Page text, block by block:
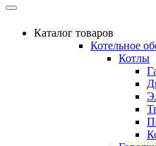
Каталог товаров
Котельное
Котлы